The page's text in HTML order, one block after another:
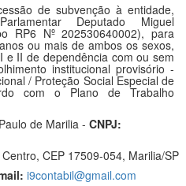
de subvenção à entidade,
Deputado Miguel
RP6 Nº 202530640002), para
ou mais de ambos os sexos,
e II de dependência com ou sem
institucional provisório -
/ Proteção Social Especial de
com o Plano de Trabalho
de Marilia - CNPJ:
CEP 17509-054, Marilia/SP
i9contabil@gmail.com